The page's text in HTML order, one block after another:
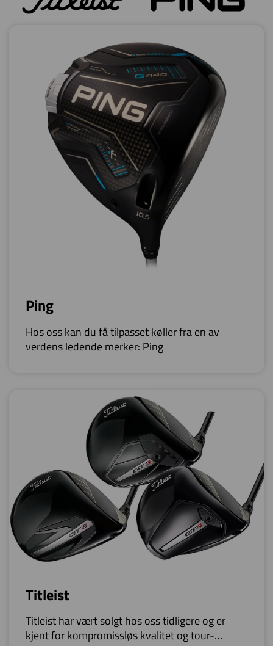
Ping
Hos oss kan du få tilpasset køller fra en av
verdens ledende merker: Ping
Titleist
Titleist har vært solgt hos oss tidligere og er
kjent for kompromissløs kvalitet og tour-